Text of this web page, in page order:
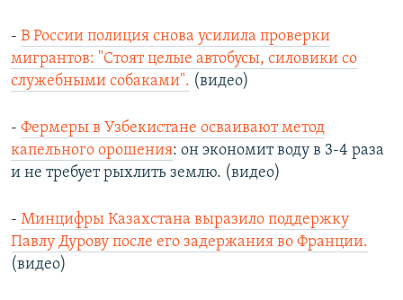
- В России полиция снова усилила проверки
мигрантов: "Стоят целые автобусы, силовики со
служебными собаками". (видео)
- Фермеры в Узбекистане осваивают метод
капельного орошения: он экономит воду в 3-4 раза
и не требует рыхлить землю. (видео)
- Минцифры Казахстана выразило поддержку
Павлу Дурову после его задержания во Франции.
(видео)